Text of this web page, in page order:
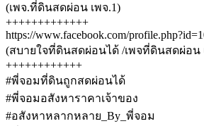
(เพจ.ที่ดินสดผ่อน เพจ.1)
+++++++++++++
https://www.facebook.com/
(สบายใจที่ดินสดผ่อนได้ /เพจที่ดินสดผ่อน
++++++++++++
#พี่จอมที่ดินถูกสดผ่อนได้
#พี่จอมอสังหาราคาเจ้าของ
#อสังหาหลากหลาย_By_พี่จอม